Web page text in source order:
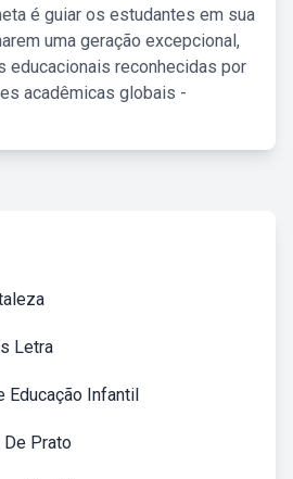
é guiar os estudantes em sua
uma geração excepcional,
educacionais reconhecidas por
acadêmicas globais -
Letra
Educação Infantil
Prato